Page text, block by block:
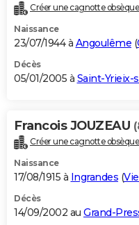
Créer une cagnotte
Naissance
23/07/1944 à Angoulême (
Décès
05/01/2005 à Saint-Yrieix-
Francois JOUZEAU
Créer une cagnotte
Naissance
17/08/1915 à Ingrandes (
Décès
14/09/2002 au Grand-